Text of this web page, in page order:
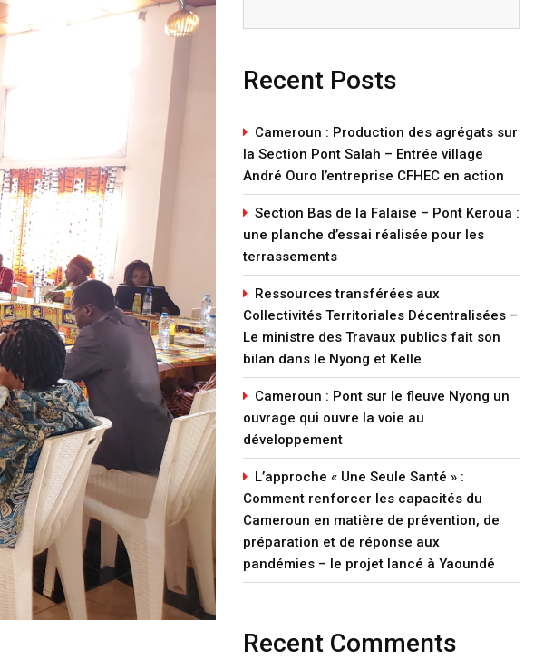
Recent Posts
Cameroun : Production des agrégats sur
la Section Pont Salah – Entrée village
André Ouro l’entreprise CFHEC en action
Section Bas de la Falaise – Pont Keroua :
une planche d’essai réalisée pour les
terrassements
Ressources transférées aux
Collectivités Territoriales Décentralisées –
Le ministre des Travaux publics fait son
bilan dans le Nyong et Kelle
Cameroun : Pont sur le fleuve Nyong un
ouvrage qui ouvre la voie au
développement
L’approche « Une Seule Santé » :
Comment renforcer les capacités du
Cameroun en matière de prévention, de
préparation et de réponse aux
pandémies – le projet lancé à Yaoundé
Recent Comments